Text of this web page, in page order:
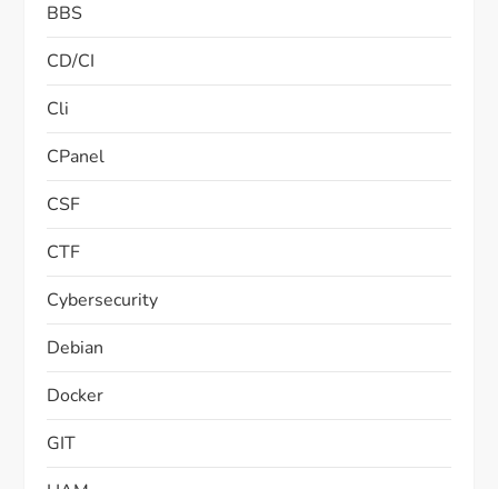
BBS
CD/CI
Cli
CPanel
CSF
CTF
Cybersecurity
Debian
Docker
GIT